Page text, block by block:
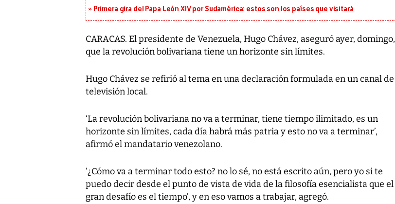
Primera gira del Papa León XIV por Sudamérica: estos son los países que visitará
CARACAS. El presidente de Venezuela, Hugo Chávez, aseguró ayer, domingo,
que la revolución bolivariana tiene un horizonte sin límites.
Hugo Chávez se refirió al tema en una declaración formulada en un canal de
televisión local.
‘La revolución bolivariana no va a terminar, tiene tiempo ilimitado, es un
horizonte sin límites, cada día habrá más patria y esto no va a terminar’,
afirmó el mandatario venezolano.
‘¿Cómo va a terminar todo esto? no lo sé, no está escrito aún, pero yo si te
puedo decir desde el punto de vista de vida de la filosofía esencialista que el
gran desafío es el tiempo’, y en eso vamos a trabajar, agregó.